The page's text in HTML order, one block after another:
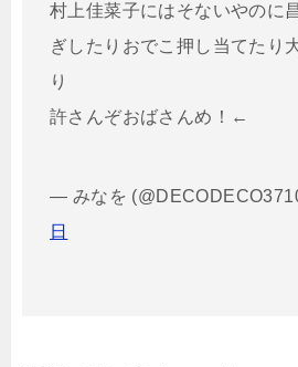
村上佳菜子にはそないやのに
ぎしたりおでこ押し当てたり
り
許さんぞおばさんめ！←
— みなを
日